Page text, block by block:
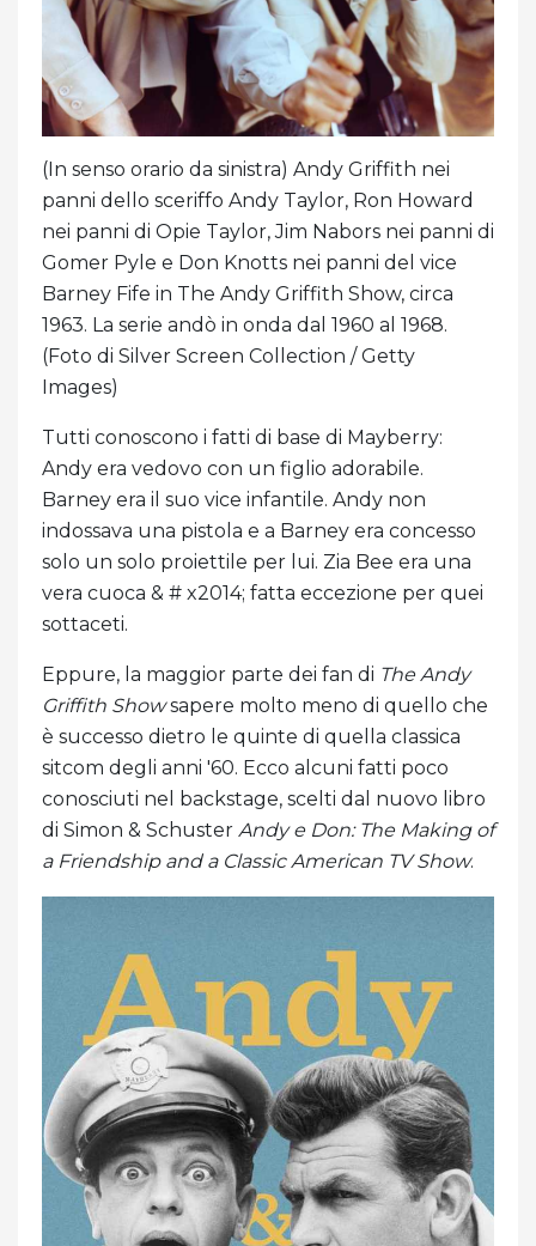
(In senso orario da sinistra) Andy Griffith nei
panni dello sceriffo Andy Taylor, Ron Howard
nei panni di Opie Taylor, Jim Nabors nei panni di
Gomer Pyle e Don Knotts nei panni del vice
Barney Fife in The Andy Griffith Show, circa
1963. La serie andò in onda dal 1960 al 1968.
(Foto di Silver Screen Collection / Getty
Images)
Tutti conoscono i fatti di base di Mayberry:
Andy era vedovo con un figlio adorabile.
Barney era il suo vice infantile. Andy non
indossava una pistola e a Barney era concesso
solo un solo proiettile per lui. Zia Bee era una
vera cuoca & # x2014; fatta eccezione per quei
sottaceti.
Eppure, la maggior parte dei fan di The Andy
Griffith Showsapere molto meno di quello che
è successo dietro le quinte di quella classica
sitcom degli anni '60. Ecco alcuni fatti poco
conosciuti nel backstage, scelti dal nuovo libro
di Simon & Schuster Andy e Don: The Making of
a Friendship and a Classic American TV Show.